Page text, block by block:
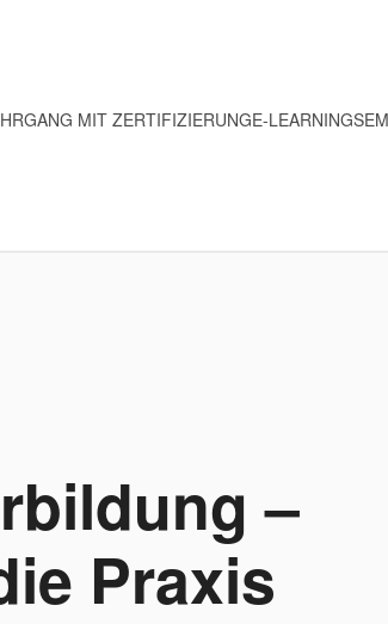
MIT ZERTIFIZIERUNGE-LEARNING
–
Praxis